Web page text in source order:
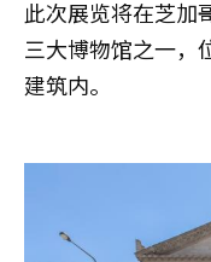
此次展览将在芝加
三大博物馆之一，
建筑内。